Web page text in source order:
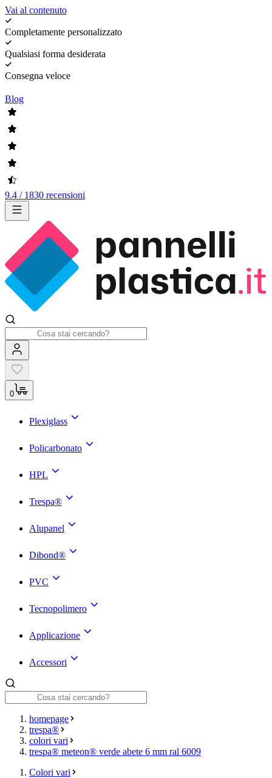
Vai al contenuto
Completamente personalizzato
Qualsiasi forma desiderata
Consegna veloce
Blog
9.4 / 1830 recensioni
0
Plexiglass
Policarbonato
HPL
Trespa®
Alupanel
Dibond®
PVC
Tecnopolimero
Applicazione
Accessori
homepage
trespa®
colori vari
trespa® meteon® verde abete 6 mm ral 6009
Colori vari